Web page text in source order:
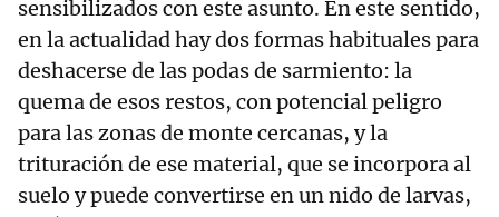
sensibilizados con este asunto. En este sentido,
en la actualidad hay dos formas habituales para
deshacerse de las podas de sarmiento: la
quema de esos restos, con potencial peligro
para las zonas de monte cercanas, y la
trituración de ese material, que se incorpora al
suelo y puede convertirse en un nido de larvas,